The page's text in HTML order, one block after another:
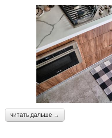
читать дальше →